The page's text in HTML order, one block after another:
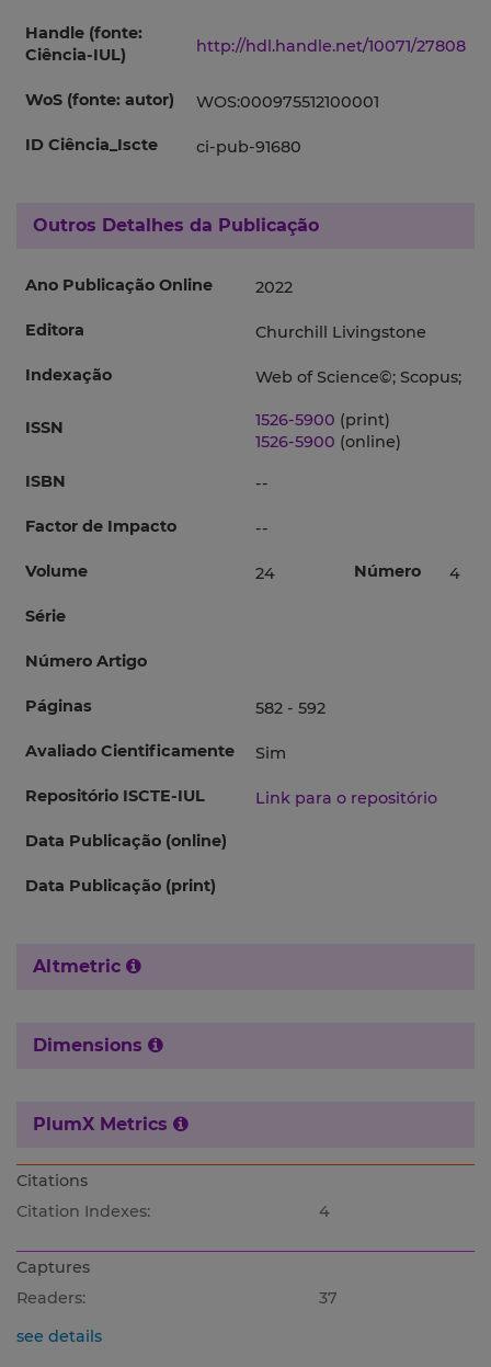
Handle (fonte:
Ciência-IUL)
http://hdl.handle.net/10071/27808
WoS (fonte: autor) WOS:000975512100001
ID Ciência_Iscte ci-pub-91680
Outros Detalhes da Publicação
Ano Publicação Online 2022
Editora Churchill Livingstone
Indexação Web of Science©; Scopus;
ISSN 1526-5900 (print)
1526-5900 (online)
ISBN
--
Factor de Impacto --
Volume 24 Número 4
Série
Número Artigo
Páginas 582 - 592
Avaliado Cientificamente Sim
Repositório ISCTE-IUL Link para o repositório
Data Publicação (online)
Data Publicação (print)
Altmetric
Dimensions
PlumX Metrics
Citations
Citation Indexes:
4
Captures
Readers:
37
see details